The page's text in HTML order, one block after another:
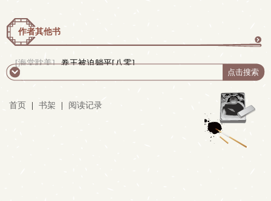
作者其他书
多
[海棠耽美] 卷王被迫躺平[八零]
首页 书架 阅读记录